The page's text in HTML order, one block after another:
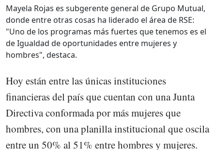
Mayela Rojas es subgerente general de Grupo Mutual,
donde entre otras cosas ha liderado el área de RSE:
"Uno de los programas más fuertes que tenemos es el
de Igualdad de oportunidades entre mujeres y
hombres", destaca.
Hoy están entre las únicas instituciones
financieras del país que cuentan con una Junta
Directiva conformada por más mujeres que
hombres, con una planilla institucional que oscila
entre un 50% al 51% entre hombres y mujeres.